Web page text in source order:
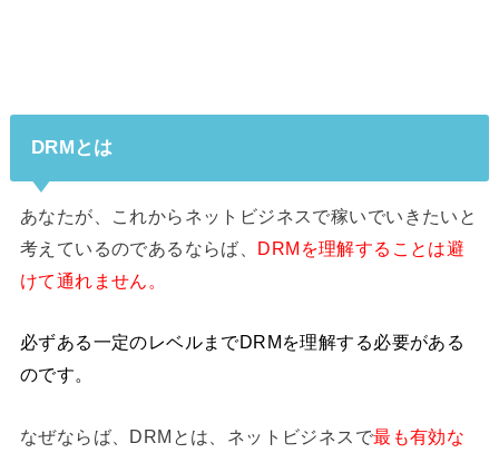
DRMとは
あなたが、これからネットビジネスで稼いでいきたいと
考えているのであるならば、 DRMを理解することは避
けて通れません。
必ずある一定のレベルまでDRMを理解する必要がある
のです。
なぜならば、DRMとは、ネットビジネスで最も有効な